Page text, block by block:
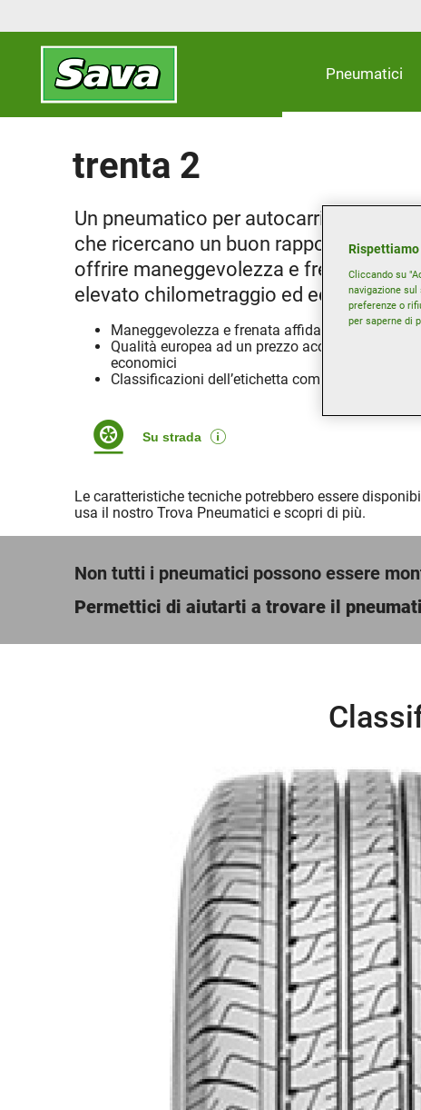
Pneumatici
trenta 2
Un pneumatico per autocarri leggeri
che ricercano un buon rapporto qualità/
offrire maneggevolezza e frenata
elevato chilometraggio ed eccellenti
Maneggevolezza e frenata affidabili
Qualità europea ad un prezzo accessibile che
economici
Classificazioni dell’etichetta competitive*
Su strada
Le caratteristiche tecniche potrebbero essere
usa il nostro Trova Pneumatici e scopri di più.
Non tutti i pneumatici possono essere
Permettici di aiutarti a trovare il
Cliccando su
navigazione
preferenze o
per saperne di